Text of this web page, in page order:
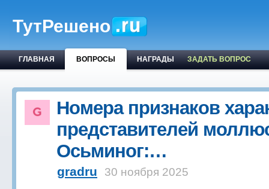
ТутРешено
ГЛАВНАЯ ВОПРОСЫ НАГРАДЫ ЗАДАТЬ ВОПРОС
Номера признаков
представителей
Осьминог:…
gradru 30 ноября 2025